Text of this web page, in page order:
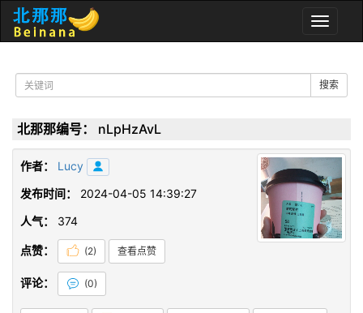
Toggle
搜索
北那那编号： nLpHzAvL
作者： Lucy
发布时间：
2024-04-05 14:39:27
人气：
374
点赞： (2) 查看点赞
评论： (0)